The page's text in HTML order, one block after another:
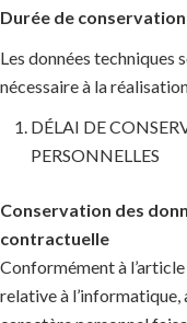
Durée de
Les données techniques
nécessaire à la
DÉLAI DE
PERSONNELLES
Conservation des
contractuelle
Conformément à
relative à l’informatique,